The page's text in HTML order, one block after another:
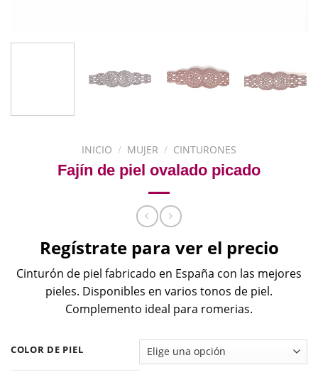
INICIO / MUJER / CINTURONES
Fajín de piel ovalado picado
Regístrate para ver el precio
Cinturón de piel fabricado en España con las mejores
pieles. Disponibles en varios tonos de piel.
Complemento ideal para romerias.
COLOR DE PIEL